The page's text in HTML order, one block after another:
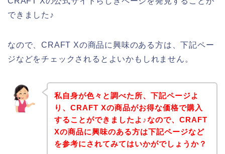
できました♪
なので、CRAFT Xの商品に興味のある方は、下記ペー
ジなどをチェックされるとよいかもしれません。
私自身が色々と調べた所、下記ページよ
り、CRAFT Xの商品がお得な価格で購入
することができましたよ♪なので、CRAFT
Xの商品に興味のある方は下記ページなど
を参考にされてみてはいかがでしょうか？